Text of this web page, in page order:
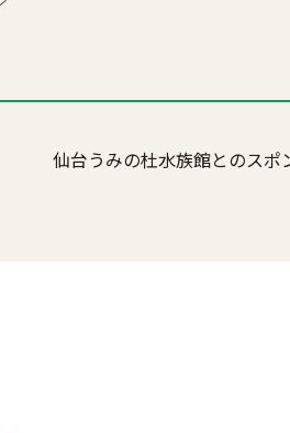
仙台うみの杜水族館とのスポ